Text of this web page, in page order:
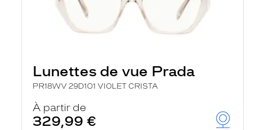
Lunettes de vue Prada
PR18WV 29D1O1 VIOLET CRISTA
À partir de
329,99 €